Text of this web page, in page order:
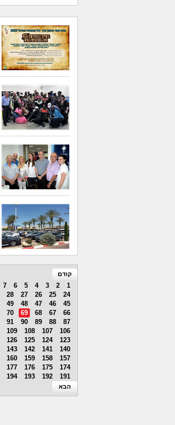
קודם
1
2
3
4
5
6
7
24
25
26
27
28
45
46
47
48
49
66
67
68
69
70
87
88
89
90
91
106
107
108
109
123
124
125
126
140
141
142
143
157
158
159
160
174
175
176
177
191
192
193
194
הבא